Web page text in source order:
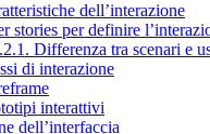
dell’interazione
stories per definire
Differenza tra scenari e
di interazione
interattivi
dell’interfaccia